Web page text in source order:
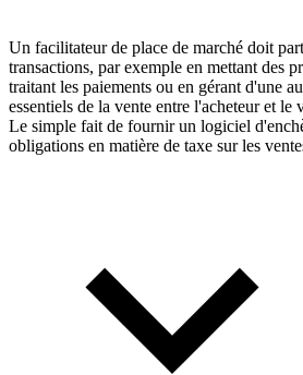
Un facilitateur de place de marché doit
transactions, par exemple en mettant des
traitant les paiements ou en gérant d'une
essentiels de la vente entre l'acheteur et le
Le simple fait de fournir un logiciel
obligations en matière de taxe sur les